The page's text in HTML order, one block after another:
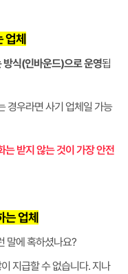
업체
방식(인바운드)으로 운영됩
경우라면 사기 업체일 가능
는 받지 않는 것이 가장 안전
는 업체
말에 혹하셨나요?
지급할 수 없습니다. 지나